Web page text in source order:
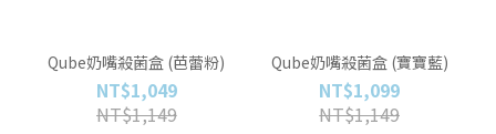
Qube奶嘴殺菌盒 (芭蕾粉)
NT$1,049
NT$1,149
Qube奶嘴殺菌盒 (寶寶藍)
NT$1,099
NT$1,149